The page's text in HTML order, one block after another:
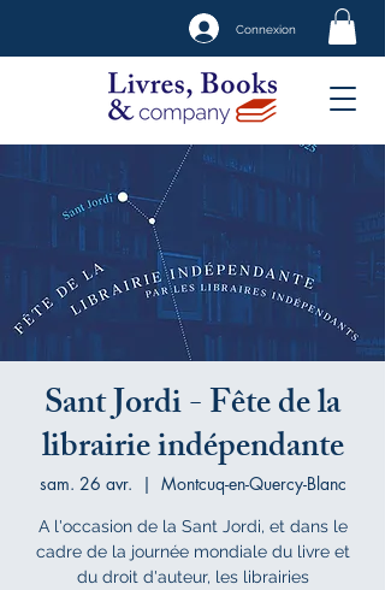
Connexion
Sant Jordi - Fête de la
librairie indépendante
sam. 26 avr.
  |
Montcuq-en-Quercy-Blanc
A l'occasion de la Sant Jordi, et dans le
cadre de la journée mondiale du livre et
du droit d'auteur, les librairies